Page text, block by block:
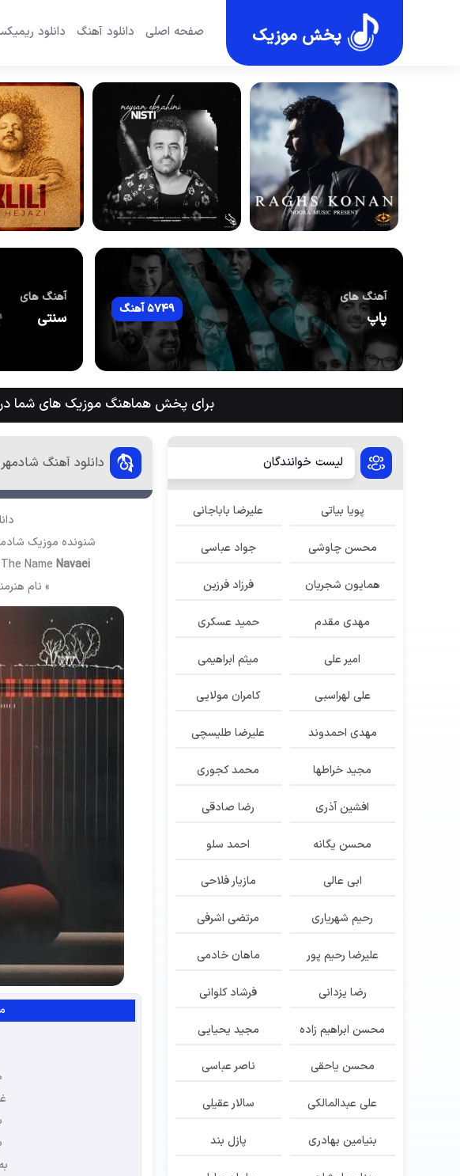
پخش موزیک صفحه اصلی دانلود آهنگ دانلود
آهنگ های
پاپ 5749 آهنگ
آهنگ های
سنتی
برای پخش هماهنگ موزیک های شما در
دانلود آهنگ
شنونده موزیک
Name Navaei
» نام
لیست خوانندگان
پویا بیاتی علیرضا باباجانی
محسن چاوشی جواد عباسی
همایون شجریان فرزاد فرزین
مهدی مقدم حمید عسکری
امیر علی میثم ابراهیمی
علی لهراسبی کامران مولایی
مهدی احمدوند علیرضا طلیسچی
مجید خراطها محمد کجوری
افشین آذری رضا صادقی
محسن یگانه احمد سلو
ابی عالی مازیار فلاحی
رحیم شهریاری مرتضی اشرفی
علیرضا رحیم پور ماهان خادمی
رضا یزدانی فرشاد کلوانی
محسن ابراهیم زاده مجید یحیایی
محسن یاحقی ناصر عباسی
علی عبدالمالکی سالار عقیلی
بنیامین بهادری پازل بند